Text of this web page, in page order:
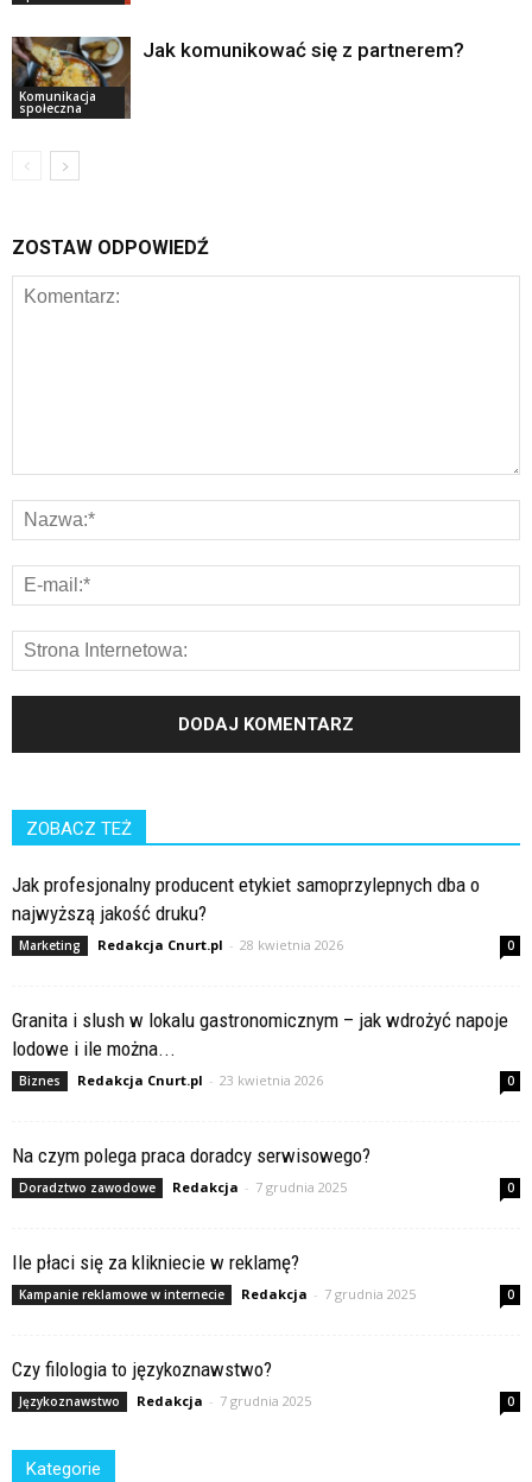
Komunikacja
społeczna
Jak komunikować się z partnerem?
ZOSTAW ODPOWIEDŹ
ZOBACZ TEŻ
Jak profesjonalny producent etykiet samoprzylepnych dba o
najwyższą jakość druku?
Marketing Redakcja Cnurt.pl - 28 kwietnia 2026 0
Granita i slush w lokalu gastronomicznym – jak wdrożyć napoje
lodowe i ile można...
Biznes Redakcja Cnurt.pl - 23 kwietnia 2026 0
Na czym polega praca doradcy serwisowego?
Doradztwo zawodowe Redakcja - 7 grudnia 2025 0
Ile płaci się za klikniecie w reklamę?
Kampanie reklamowe w internecie Redakcja - 7 grudnia 2025 0
Czy filologia to językoznawstwo?
Językoznawstwo Redakcja - 7 grudnia 2025 0
Kategorie